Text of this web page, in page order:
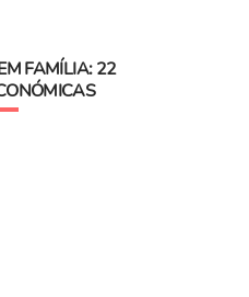
FAMÍLIA: 22